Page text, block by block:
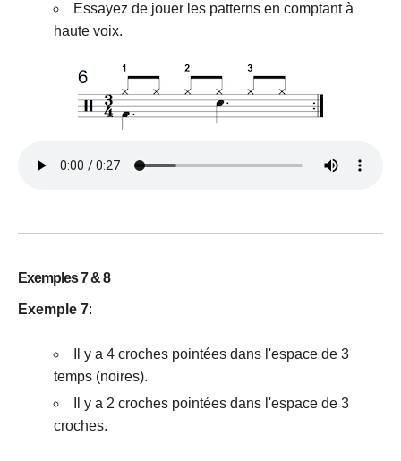
Essayez de jouer les patterns en comptant à
haute voix.
Exemples 7 & 8
Exemple 7:
Il y a 4 croches pointées dans l'espace de 3
temps (noires).
Il y a 2 croches pointées dans l'espace de 3
croches.